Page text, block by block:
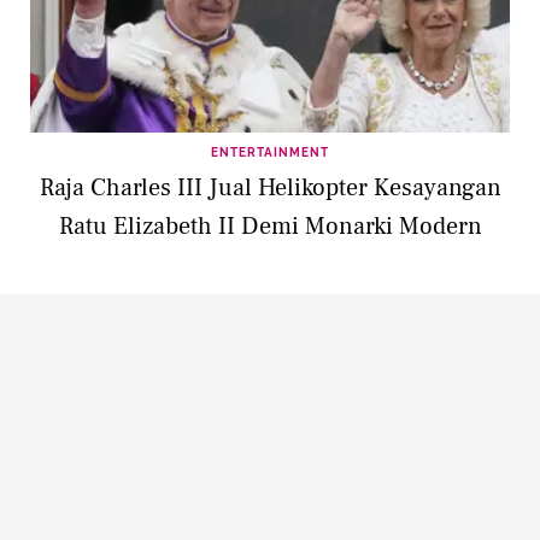
ENTERTAINMENT
Raja Charles III Jual Helikopter Kesayangan
Ratu Elizabeth II Demi Monarki Modern